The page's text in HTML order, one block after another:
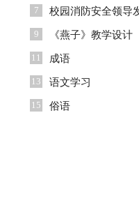
7 校园消防安全领导
言稿
9 《燕子》教学设计
11 成语
13 语文学习
15 俗语